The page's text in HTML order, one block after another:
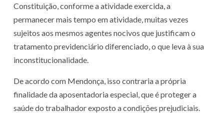
Constituição, conforme a atividade exercida, a
permanecer mais tempo em atividade, muitas vezes
sujeitos aos mesmos agentes nocivos que justificam o
tratamento previdenciário diferenciado, o que leva à sua
inconstitucionalidade.
De acordo com Mendonça, isso contraria a própria
finalidade da aposentadoria especial, que é proteger a
saúde do trabalhador exposto a condições prejudiciais.